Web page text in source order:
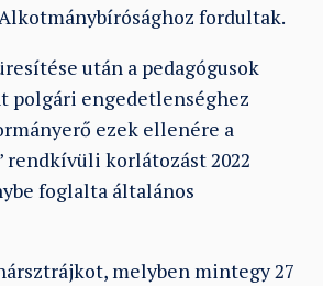
fordultak.
után a pedagógusok
polgári engedetlenséghez
ezek ellenére a
rendkívüli korlátozást 2022
foglalta általános
melyben mintegy 27